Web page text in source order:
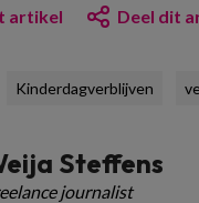
artikel Deel dit
Kinderdagverblijven
Steffens
journalist